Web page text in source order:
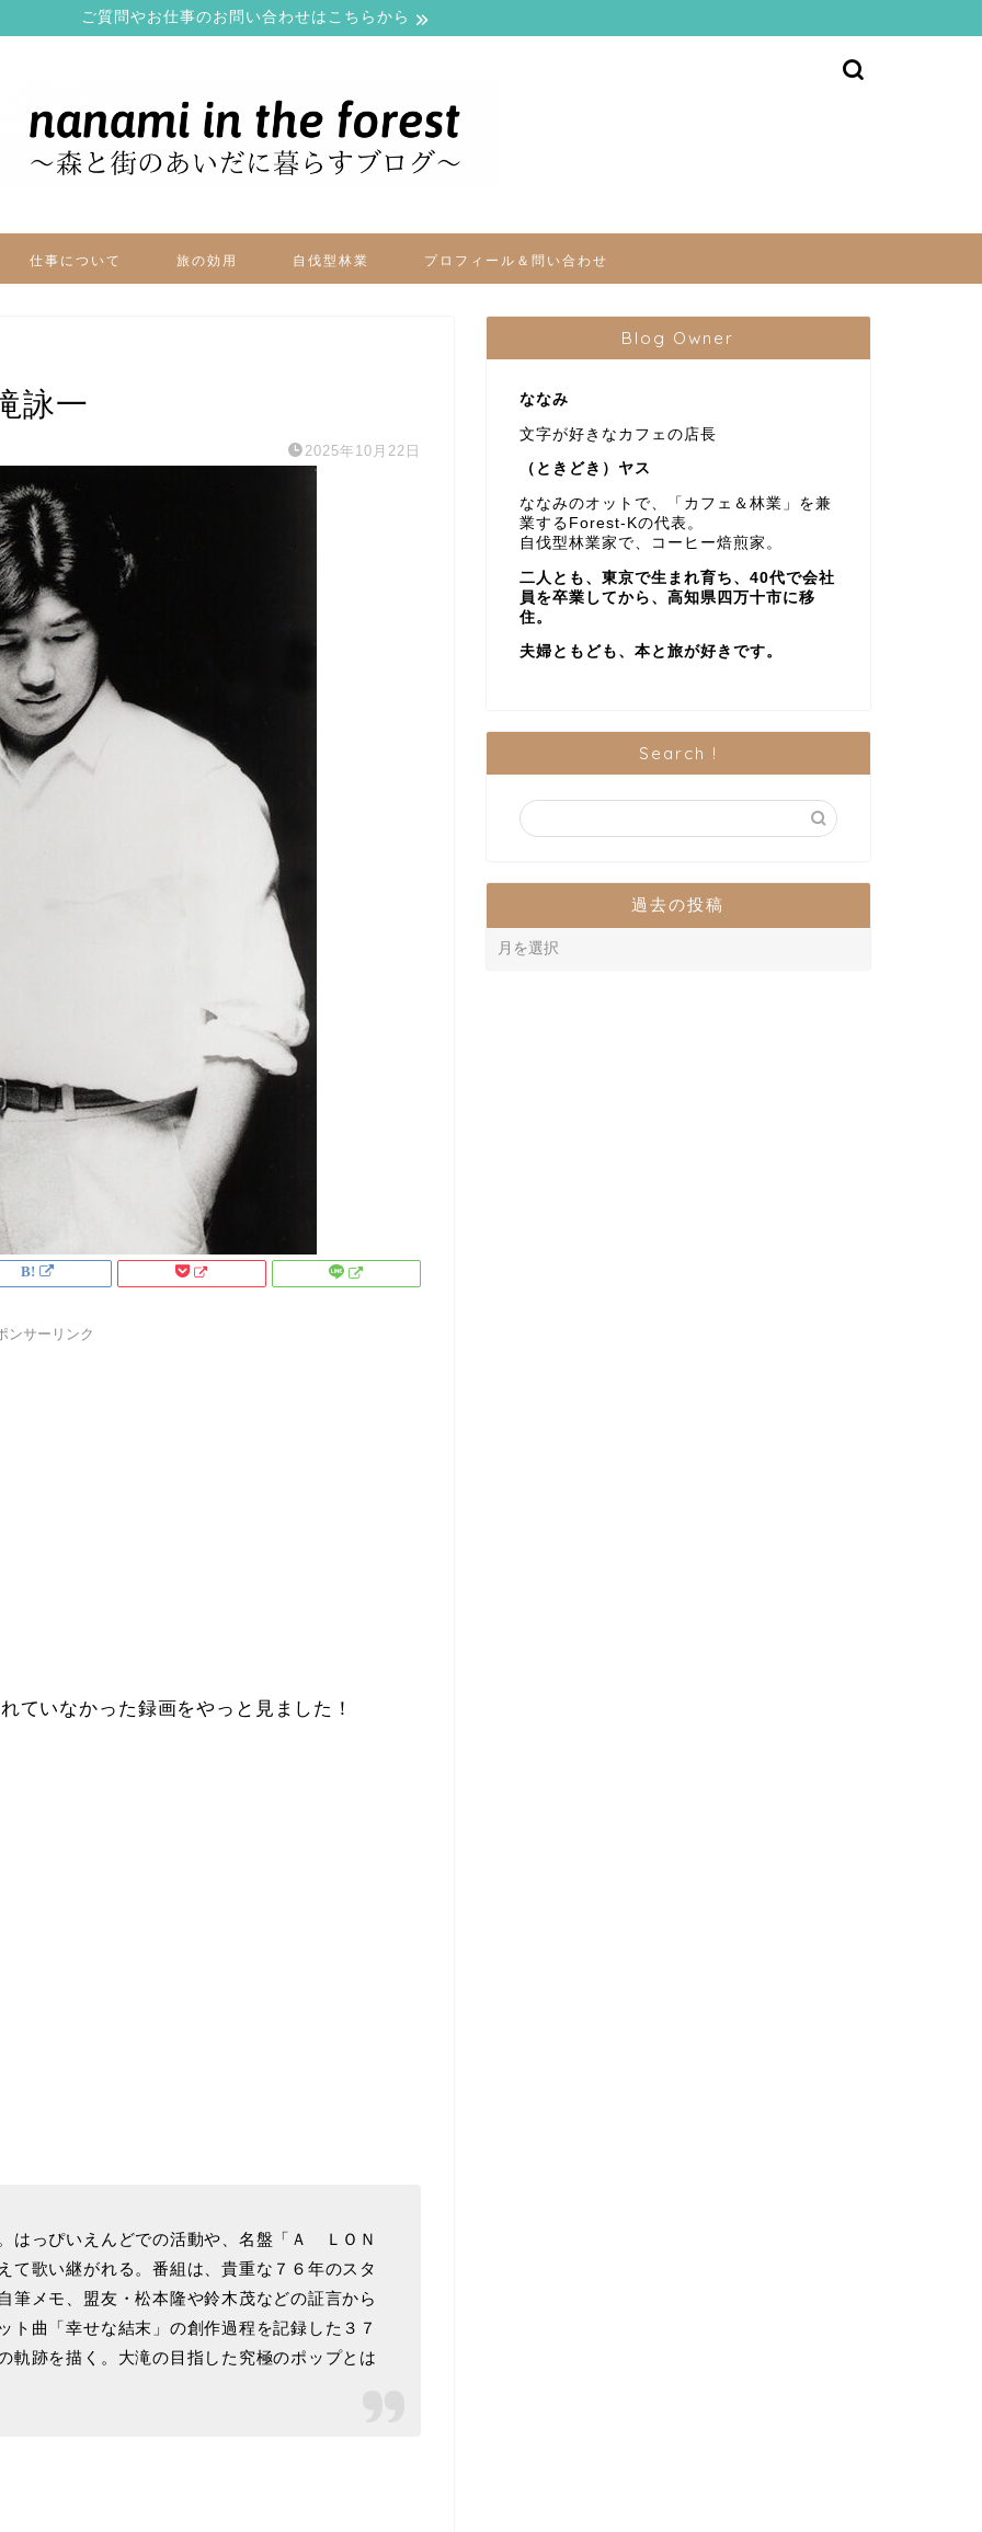
ご質問やお仕事のお問い合わせはこちらから
仕事について 旅の効用 自伐型林業 プロフィール＆問い合わせ
詠一
2025年10月22日
ンサーリンク
ていなかった録画をやっと見ました！
はっぴいえんどでの活動や、名盤「Ａ ＬＯＮ
歌い継がれる。番組は、貴重な７６年のスタ
筆メモ、盟友・松本隆や鈴木茂などの証言から
ト曲「幸せな結末」の創作過程を記録した３７
軌跡を描く。大滝の目指した究極のポップとは
Blog Owner
ななみ
文字が好きなカフェの店長
（ときどき）ヤス
ななみのオットで、「カフェ＆林業」を兼
業するForest-Kの代表。
自伐型林業家で、コーヒー焙煎家。
二人とも、東京で生まれ育ち、40代で会社
員を卒業してから、高知県四万十市に移
住。
夫婦ともども、本と旅が好きです。
Search !
過去の投稿